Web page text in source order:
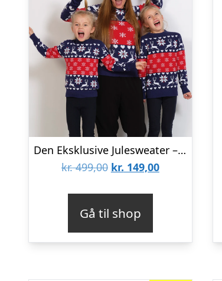
Den Eksklusive Julesweater – Børn
kr.499,00 Den
var:
kr. 499,00.
kr. 149,00Den
kr. 149,00.
Gå til shop